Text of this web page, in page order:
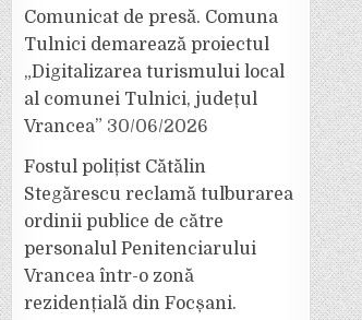
Comunicat de presă. Comuna
Tulnici demarează proiectul
„Digitalizarea turismului local
al comunei Tulnici, județul
Vrancea” 30/06/2026
Fostul polițist Cătălin
Stegărescu reclamă tulburarea
ordinii publice de către
personalul Penitenciarului
Vrancea într-o zonă
rezidențială din Focșani.